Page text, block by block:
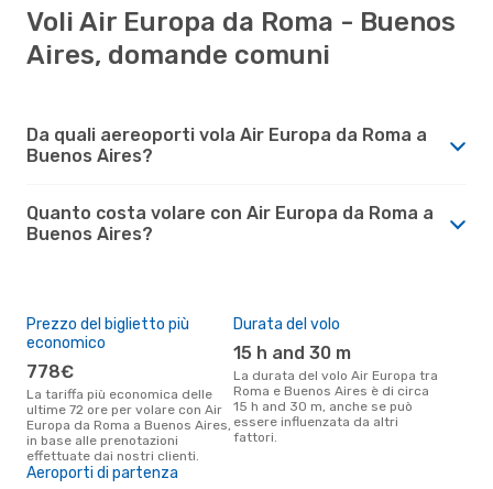
Voli Air Europa da Roma - Buenos
Aires, domande comuni
Da quali aereoporti vola Air Europa da Roma a
Buenos Aires?
Quanto costa volare con Air Europa da Roma a
Buenos Aires?
Prezzo del biglietto più
economico
778€
La tariffa più economica delle
ultime 72 ore per volare con Air
Europa da Roma a Buenos Aires,
in base alle prenotazioni
effettuate dai nostri clienti.
Durata del volo
15 h and 30 m
La durata del volo Air Europa tra
Roma e Buenos Aires è di circa
15 h and 30 m, anche se può
essere influenzata da altri
fattori.
Aeroporti di partenza